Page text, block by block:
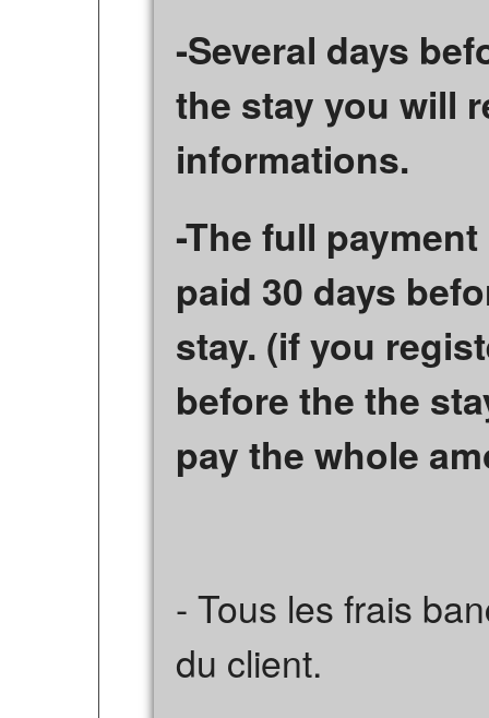
-Several days
the stay you will
informations.
-The full
paid 30 days
stay. (if you
before the the
pay the whole
- Tous les frais
du client.